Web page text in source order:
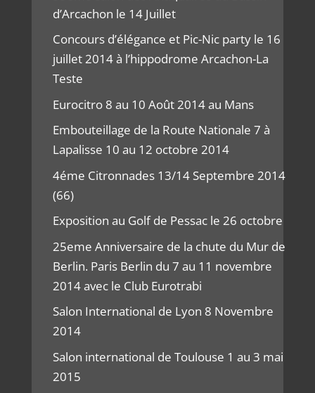
d’Arcachon le 14 Juillet
Concours d’élégance et Pic-Nic party le 16
juillet 2014 à l’hippodrome Arcachon-La
Teste
Eurocitro 8 au 10 Août 2014 au Mans
Embouteillage de la Route Nationale 7 à
Lapalisse 10 au 12 octobre 2014
4éme Citronnades 13/14 Septembre 2014
(66)
Exposition au Golf de Pessac le 26 octobre
25eme Anniversaire de la chute du Mur de
Berlin. Paris Berlin du 7 au 11 novembre
2014 avec le Club Eurotrabi
Salon International de Lyon 8 Novembre
2014
Salon international de Toulouse 1 au 3 mai
2015